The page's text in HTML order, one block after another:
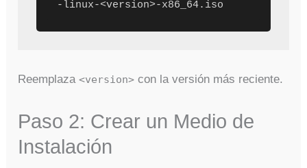
Reemplaza<version> con la versión más reciente.
Paso 2: Crear un Medio de
Instalación